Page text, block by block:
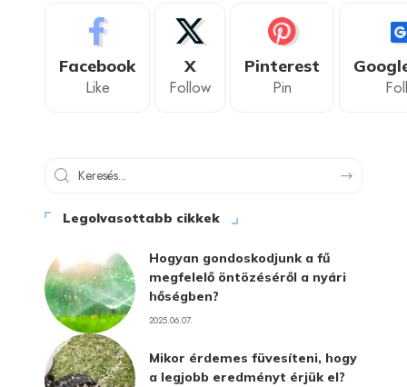
Facebook
Like
X
Follow
Pinterest
Pin
Legolvasottabb cikkek
Hogyan gondoskodjunk a fű
megfelelő öntözéséről a nyári
hőségben?
2025.06.07.
Mikor érdemes füvesíteni, hogy
a legjobb eredményt érjük el?